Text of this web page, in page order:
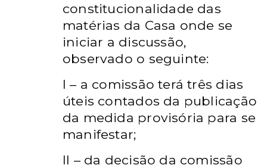
constitucionalidade das
matérias da Casa onde se
iniciar a discussão,
observado o seguinte:
I – a comissão terá três dias
úteis contados da publicação
da medida provisória para se
manifestar;
II – da decisão da comissão